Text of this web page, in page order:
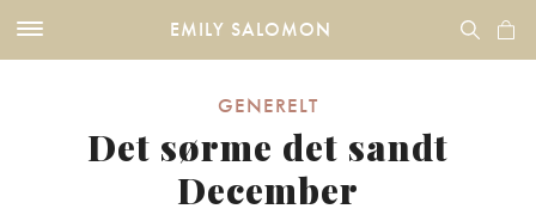
EMILY SALOMON
GENERELT
Det sørme det sandt
December